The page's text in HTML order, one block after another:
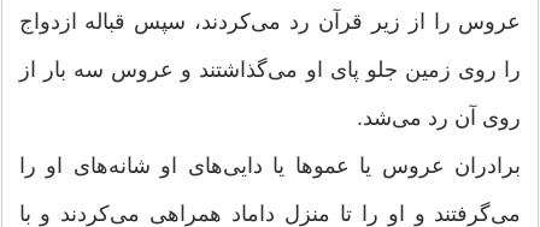
عروس را از زیر قرآن رد مى‌کردند، سپس قباله ازدواج
را روى زمین جلو پاى او مى‌گذاشتند و عروس سه بار از
روى آن رد مى‌شد.
برادران عروس یا عموها یا دایى‌هاى او شانه‌هاى او را
مى‌گرفتند و او را تا منزل داماد همراهى مى‌کردند و با